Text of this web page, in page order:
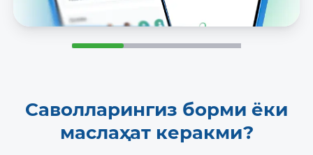
Саволларингиз борми ёки
маслаҳат керакми?